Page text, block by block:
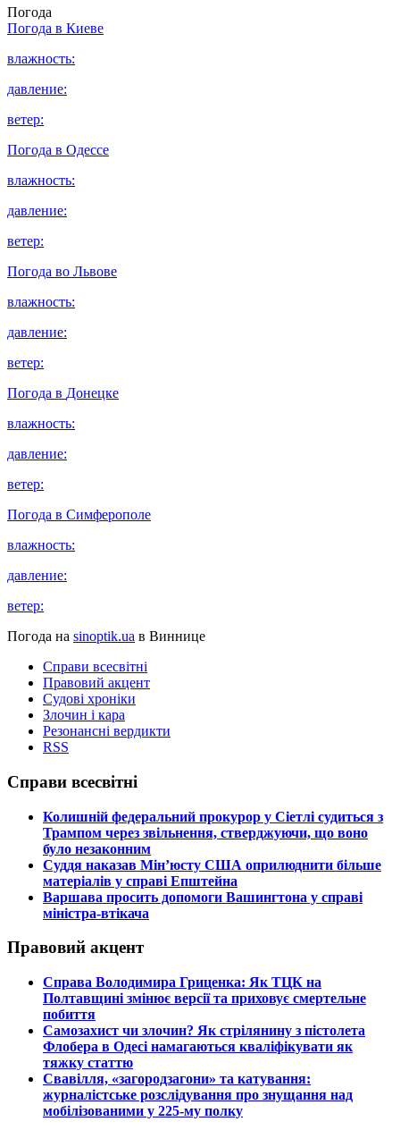
Погода
Погода в Киеве
влажность:
давление:
ветер:
Погода в Одессе
влажность:
давление:
ветер:
Погода во Львове
влажность:
давление:
ветер:
Погода в Донецке
влажность:
давление:
ветер:
Погода в Симферополе
влажность:
давление:
ветер:
Погода на sinoptik.ua в Виннице
Справи всесвітні
Правовий акцент
Судові хроніки
Злочин і кара
Резонансні вердикти
RSS
Справи всесвітні
​Колишній федеральний прокурор у Сіетлі судиться з
Трампом через звільнення, стверджуючи, що воно
було незаконним
​Суддя наказав Мін’юсту США оприлюднити більше
матеріалів у справі Епштейна
​Варшава просить допомоги Вашингтона у справі
міністра-втікача
Правовий акцент
​Справа Володимира Гриценка: Як ТЦК на
Полтавщині змінює версії та приховує смертельне
побиття
​Самозахист чи злочин? Як стрілянину з пістолета
Флобера в Одесі намагаються кваліфікувати як
тяжку статтю
​Свавілля, «загородзагони» та катування:
журналістське розслідування про знущання над
мобілізованими у 225-му полку